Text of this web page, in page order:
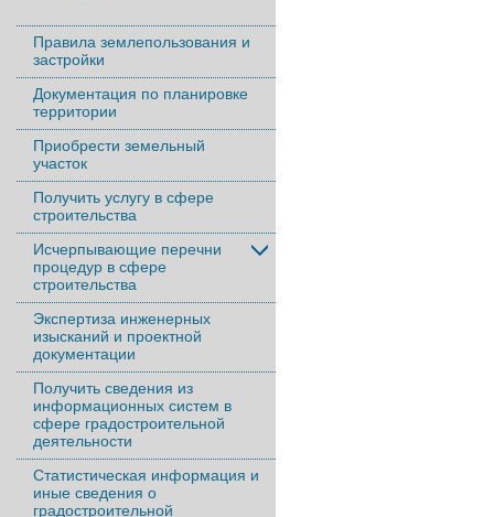
Правила землепользования и
застройки
Документация по планировке
территории
Приобрести земельный
участок
Получить услугу в сфере
строительства
Исчерпывающие перечни
процедур в сфере
строительства
Экспертиза инженерных
изысканий и проектной
документации
Получить сведения из
информационных систем в
сфере градостроительной
деятельности
Статистическая информация и
иные сведения о
градостроительной